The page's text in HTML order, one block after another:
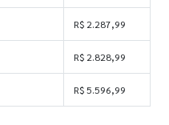
R$ 2.287,99
R$ 2.828,99
R$ 5.596,99